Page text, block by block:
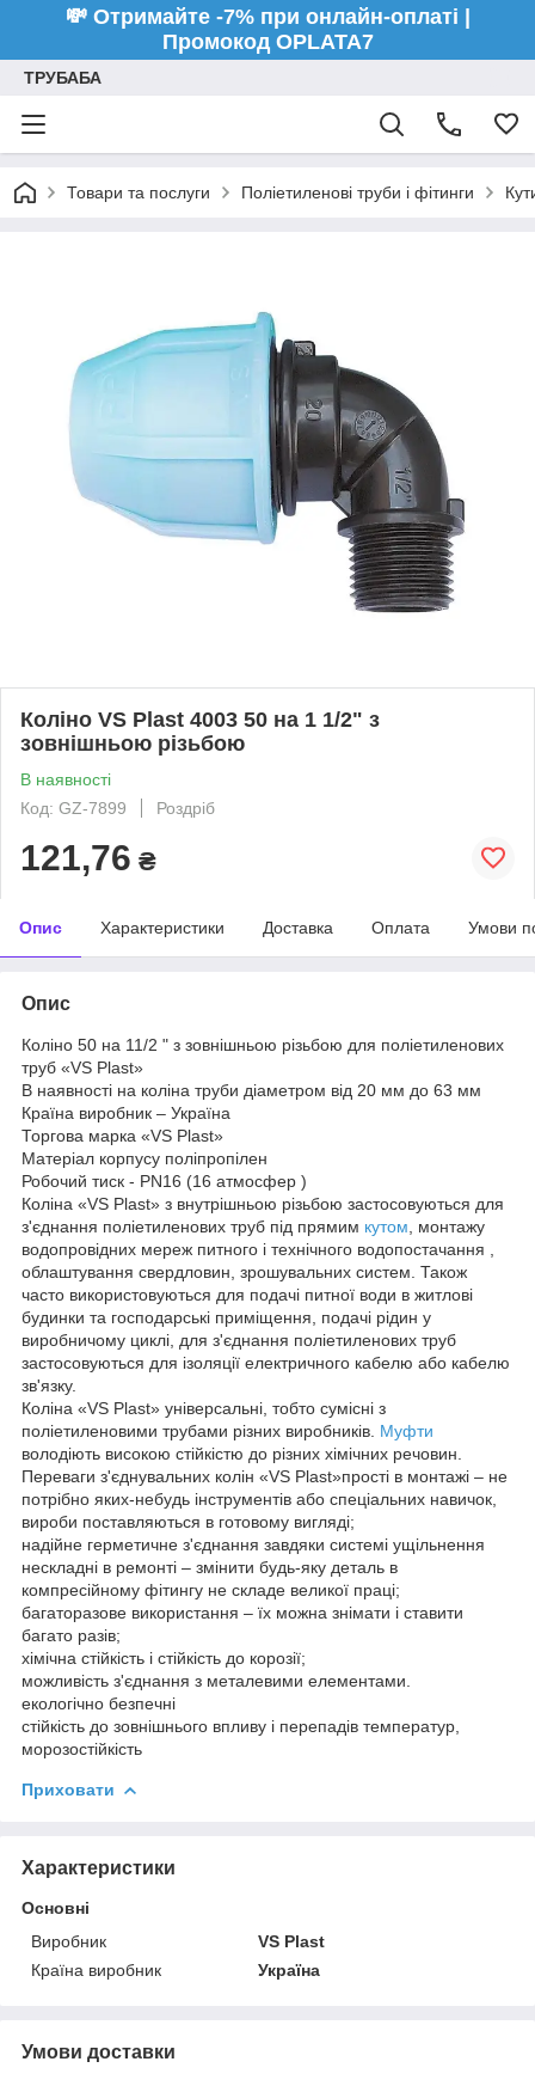
💸 Отримайте -7% при онлайн-оплаті |
Промокод OPLATA7
ТРУБАБА
Товари та послуги Поліетиленові труби і фітинги
Коліно VS Plast 4003 50 на 1 1/2" з
зовнішньою різьбою
В наявності
Код: GZ-7899
Роздріб
121,76 ₴
Опис Характеристики Доставка Оплата Умови
Опис
Коліно 50 на 11/2 " з зовнішньою різьбою для поліетиленових
труб «VS Plast»
В наявності на коліна труби діаметром від 20 мм до 63 мм
Країна виробник – Україна
Торгова марка «VS Plast»
Матеріал корпусу поліпропілен
Робочий тиск - PN16 (16 атмосфер )
Коліна «VS Plast» з внутрішньою різьбою застосовуються для
з'єднання поліетиленових труб під прямим кутом , монтажу
водопровідних мереж питного і технічного водопостачання ,
облаштування свердловин, зрошувальних систем. Також
часто використовуються для подачі питної води в житлові
будинки та господарські приміщення, подачі рідин у
виробничому циклі, для з'єднання поліетиленових труб
застосовуються для ізоляції електричного кабелю або кабелю
зв'язку.
Коліна «VS Plast» універсальні, тобто сумісні з
поліетиленовими трубами різних виробників. Муфти
володіють високою стійкістю до різних хімічних речовин.
Переваги з'єднувальних колін «VS Plast»прості в монтажі – не
потрібно яких-небудь інструментів або спеціальних навичок,
вироби поставляються в готовому вигляді;
надійне герметичне з'єднання завдяки системі ущільнення
нескладні в ремонті – змінити будь-яку деталь в
компресійному фітингу не складе великої праці;
багаторазове використання – їх можна знімати і ставити
багато разів;
хімічна стійкість і стійкість до корозії;
можливість з'єднання з металевими елементами.
екологічно безпечні
стійкість до зовнішнього впливу і перепадів температур,
морозостійкість
Приховати
Характеристики
Основні
Виробник
VS Plast
Країна виробник
Україна
Умови доставки